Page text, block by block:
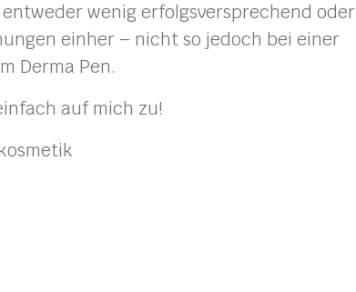
wenig erfolgsversprechend oder
einher – nicht so jedoch bei einer
Derma Pen.
auf mich zu!